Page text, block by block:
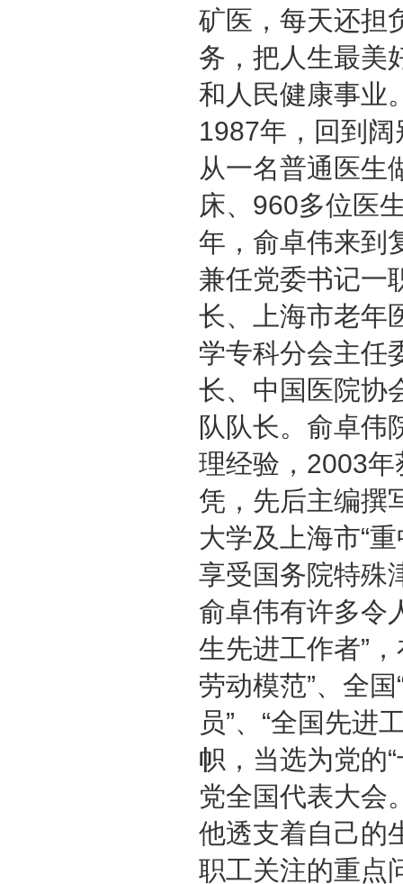
矿医，每天还担
务，把人生最美
和人民健康事业
1987年，回到
从一名普通医生
床、960多位医
年，俞卓伟来到
兼任党委书记一
长、上海市老年
学专科分会主任
长、中国医院协
队队长。俞卓伟
理经验，2003
凭，先后主编撰
大学及上海市“
享受国务院特殊
俞卓伟有许多令
生先进工作者”
劳动模范”、全
员”、“全国先进
帜，当选为党的
党全国代表大会
他透支着自己的
职工关注的重点